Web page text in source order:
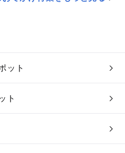
ット
ト